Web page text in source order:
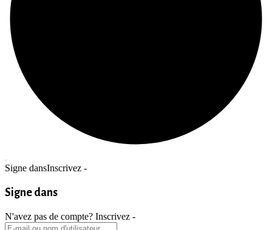
Signe dansInscrivez -
Signe dans
N'avez pas de compte? Inscrivez -